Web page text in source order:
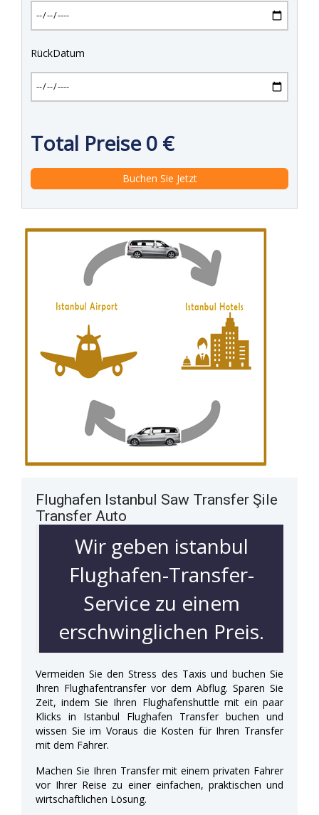
RückDatum
Total Preise0 €
Flughafen Istanbul Saw Transfer Şile
Transfer Auto
Wir geben istanbul
Flughafen-Transfer-
Service zu einem
erschwinglichen Preis.
Vermeiden Sie den Stress des Taxis und buchen Sie
Ihren Flughafentransfer vor dem Abflug. Sparen Sie
Zeit, indem Sie Ihren Flughafenshuttle mit ein paar
Klicks in Istanbul Flughafen Transfer buchen und
wissen Sie im Voraus die Kosten für Ihren Transfer
mit dem Fahrer.
Machen Sie Ihren Transfer mit einem privaten Fahrer
vor Ihrer Reise zu einer einfachen, praktischen und
wirtschaftlichen Lösung.